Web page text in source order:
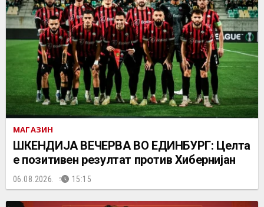
МАГАЗИН
ШКЕНДИЈА ВЕЧЕРВА ВО ЕДИНБУРГ: Целта
е позитивен резултат против Хибернијан
06.08.2026. 15:15